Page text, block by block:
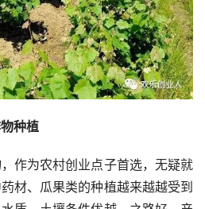
种植
作为农村创业点子首选，无疑就
材、瓜果类的种植越来越越受到